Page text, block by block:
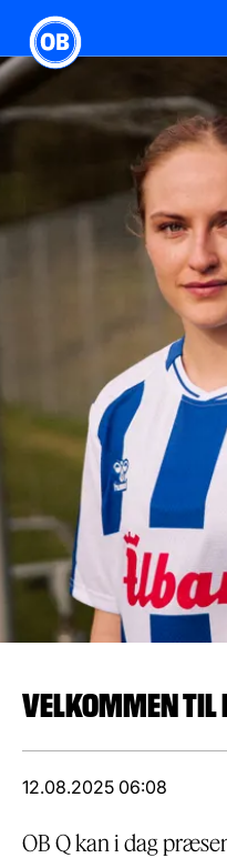
Logo
VELKOMMEN
12.08.2025 06:08
OB Q kan i dag